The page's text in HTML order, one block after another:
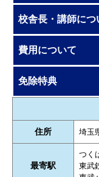
校舎長・講師につ
費用について
免除特典
住所 埼玉
最寄駅
つく
東武